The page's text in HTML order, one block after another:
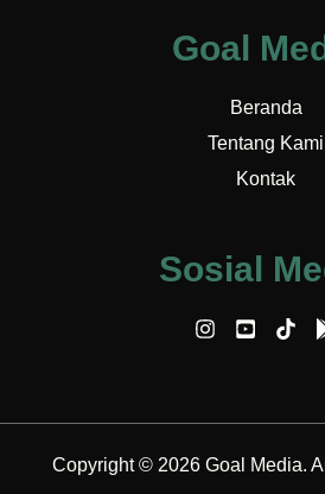
Goal
Beranda
Tentang Kami
Kontak
Sosial
Copyright © 2026 Goal Media.